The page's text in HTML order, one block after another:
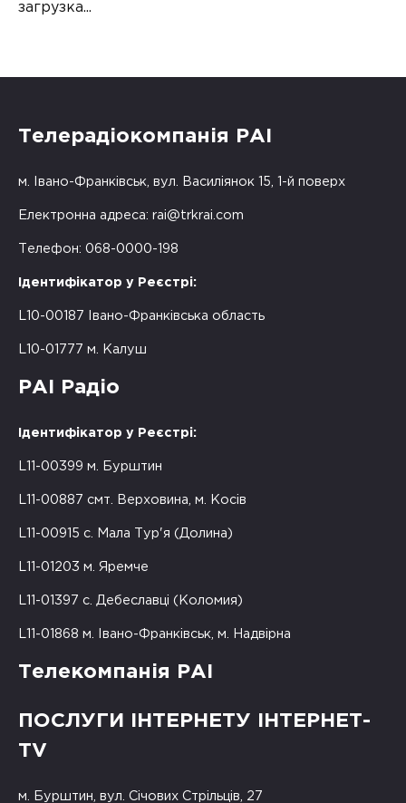
загрузка...
Телерадіокомпанія РАІ
м. Івано-Франківськ, вул. Василіянок 15, 1-й поверх
Електронна адреса: rai@trkrai.com
Телефон: 068-0000-198
Ідентифікатор у Реєстрі:
L10-00187 Івано-Франківська область
L10-01777 м. Калуш
РАІ Радіо
Ідентифікатор у Реєстрі:
L11-00399 м. Бурштин
L11-00887 смт. Верховина, м. Косів
L11-00915 с. Мала Тур'я (Долина)
L11-01203 м. Яремче
L11-01397 с. Дебеславці (Коломия)
L11-01868 м. Івано-Франківськ, м. Надвірна
Телекомпанія РАІ
ПОСЛУГИ ІНТЕРНЕТУ ІНТЕРНЕТ-
TV
м. Бурштин, вул. Січових Стрільців, 27